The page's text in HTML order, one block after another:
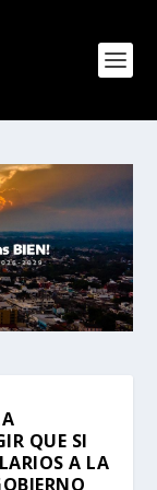
QUE SI
A LA